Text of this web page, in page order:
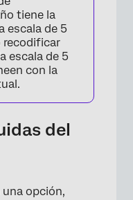
tiene la
escala de 5
recodificar
escala de 5
con la
del
una opción,